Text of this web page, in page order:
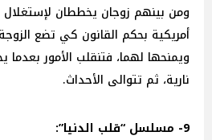
ومن بينهم زوجان يخططان
أمريكية بحكم القانون كي تضع
ويمنحها لهما، فتنقلب الأمور
نارية، ثم تتوالى الأحداث.
9- مسلسل “قلب الدنيا”: